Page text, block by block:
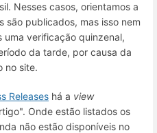
Nesses casos, orientamos a
são publicados, mas isso nem
uma verificação quinzenal,
da tarde, por causa da
no site.
Releases há a view
Onde estão listados os
não estão disponíveis no